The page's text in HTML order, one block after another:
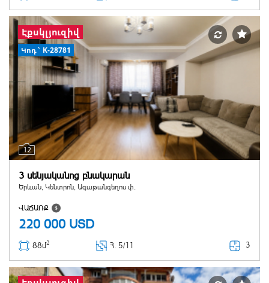
12
Կոդ` K-28781
Էքսկլյուզիվ
3 սենյականոց բնակարան
Երևան, Կենտրոն, Ագաթանգեղոս փ.
ՎԱՃԱՌՔ
220 000 USD
88մ2 Հ. 5/11 3